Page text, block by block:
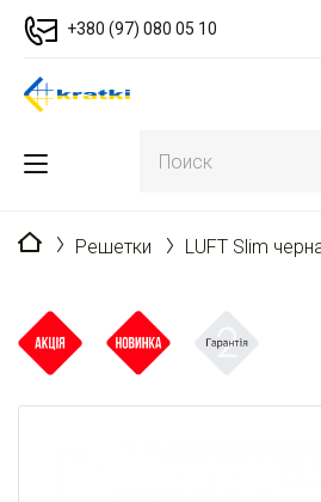
+380 (97) 080 05 10
Главная
Решетки LUFT Slim